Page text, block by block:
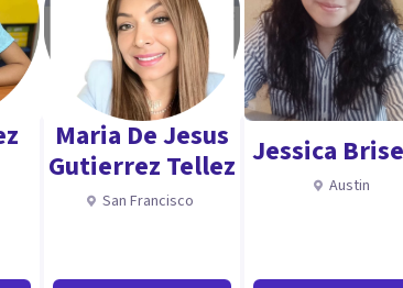
Maria De Jesus
Gutierrez Tellez
San Francisco
Jessica
Austin